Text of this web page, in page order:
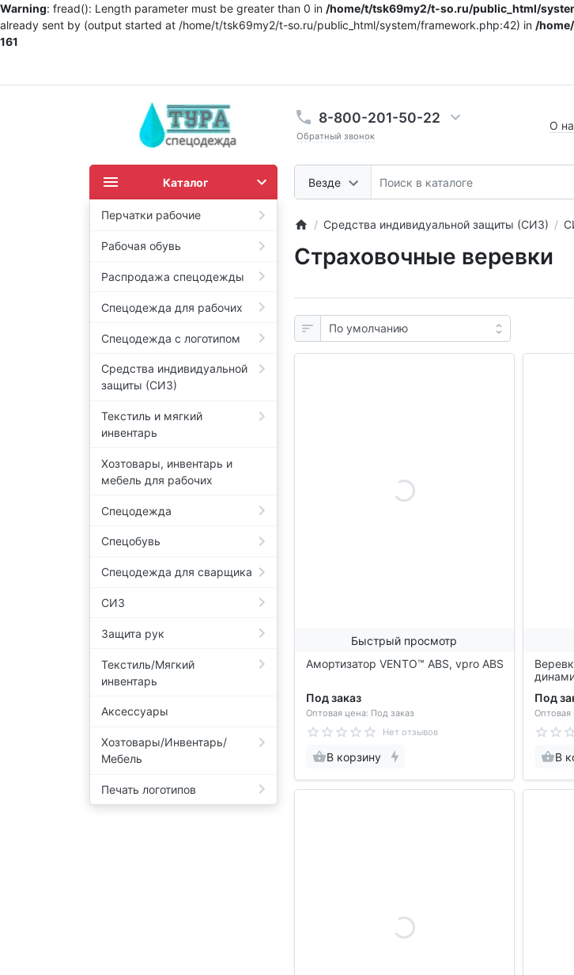
Warning: fread(): Length parameter must be greater than 0 in /home/t/tsk69my2/t-so.ru/public_html/
already sent by (output started at /home/t/tsk69my2/t-so.ru/public_html/system/framework.php:42) in /
161
8-800-201-50-22
Обратный звонок
Везде
О
Каталог
Перчатки рабочие
Рабочая обувь
Распродажа спецодежды
Спецодежда для рабочих
Спецодежда с логотипом
Средства индивидуальной
защиты (СИЗ)
Текстиль и мягкий
инвентарь
Хозтовары, инвентарь и
мебель для рабочих
Спецодежда
Спецобувь
Спецодежда для сварщика
СИЗ
Защита рук
Текстиль/Мягкий
инвентарь
Аксессуары
Хозтовары/Инвентарь/
Мебель
Печать логотипов
Средства индивидуальной защиты (СИЗ)
Страховочные веревки
Быстрый просмотр
Амортизатор VENTO™ ABS, vpro ABS
Под заказ
Оптовая цена: Под заказ
Нет отзывов
В корзину
Под
Оптовая
В